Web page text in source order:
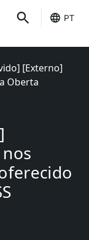
PT
[Externo]
Oberta